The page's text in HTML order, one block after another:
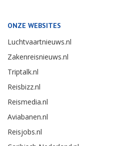
ONZE WEBSITES
Luchtvaartnieuws.nl
Zakenreisnieuws.nl
Triptalk.nl
Reisbizz.nl
Reismedia.nl
Aviabanen.nl
Reisjobs.nl